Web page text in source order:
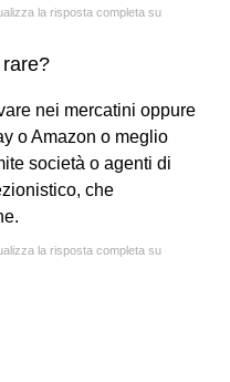
la risposta completa su
nei mercatini oppure
o Amazon o meglio
società o agenti di
che
la risposta completa su